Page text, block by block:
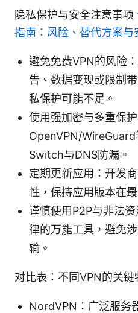
隐私保护与安全注意事项
指南：风险、替代方案
避免免费VPN的风险
告、数据变现或限制
私保护可能不足。
使用强加密与多重保
OpenVPN/
Switch与DNS防漏。
定期更新应用：开发
性，保持应用版本在
谨慎使用P2P与非法
律的万能工具，避免
输。
对比表：不同VPN的关键
NordVPN：广泛服务